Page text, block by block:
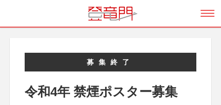
募集終了
令和4年 禁煙ポスター募集